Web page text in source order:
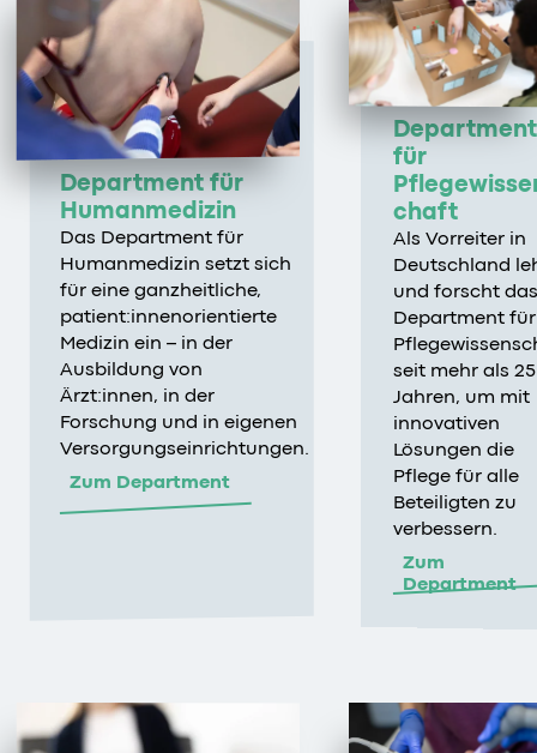
Department für
Humanmedizin
Das Department für
Humanmedizin setzt sich
für eine ganzheitliche,
patient:innenorientierte
Medizin ein – in der
Ausbildung von
Ärzt:innen, in der
Forschung und in eigenen
Versorgungseinrichtungen.
Zum Department
Department
für
chaft
Als Vorreiter in
Deutschland
und forscht das
Department für
seit mehr als 25
Jahren, um mit
innovativen
Lösungen die
Pflege für alle
Beteiligten zu
verbessern.
Zum
Department